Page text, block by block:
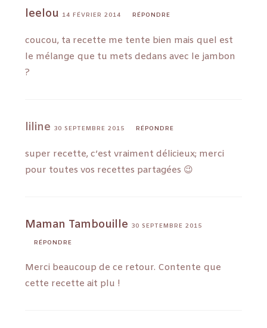
leelou 14 FÉVRIER 2014 RÉPONDRE
coucou, ta recette me tente bien mais quel est
le mélange que tu mets dedans avec le jambon
?
liline 30 SEPTEMBRE 2015 RÉPONDRE
super recette, c’est vraiment délicieux; merci
pour toutes vos recettes partagées 😉
Maman Tambouille 30 SEPTEMBRE 2015
RÉPONDRE
Merci beaucoup de ce retour. Contente que
cette recette ait plu !